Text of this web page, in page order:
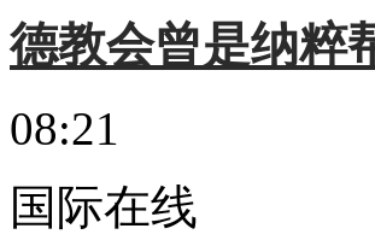
德教会曾是纳粹
08:21
国际在线